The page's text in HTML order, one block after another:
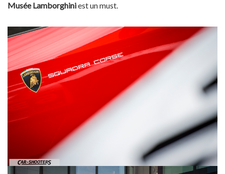
Musée Lamborghiniest un must.